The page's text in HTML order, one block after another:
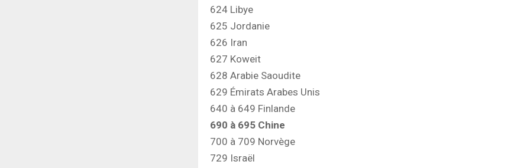
624 Libye
625 Jordanie
626 Iran
627 Koweit
628 Arabie Saoudite
629 Émirats Arabes Unis
640 à 649 Finlande
690 à 695 Chine
700 à 709 Norvège
729 Israël